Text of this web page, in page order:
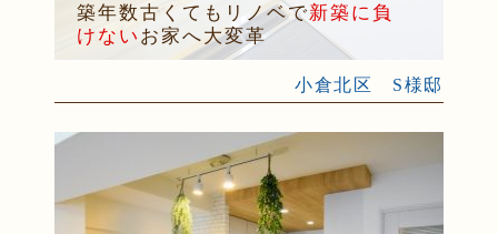
築年数古くてもリノベで新築に負
けない お家へ大変革
小倉北区 S様邸